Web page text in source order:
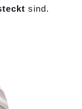
sind.